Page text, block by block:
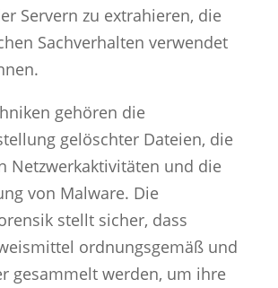
Servern zu extrahieren, die
Sachverhalten verwendet
gehören die
gelöschter Dateien, die
Netzwerkaktivitäten und die
von Malware. Die
stellt sicher, dass
ordnungsgemäß und
gesammelt werden, um ihre